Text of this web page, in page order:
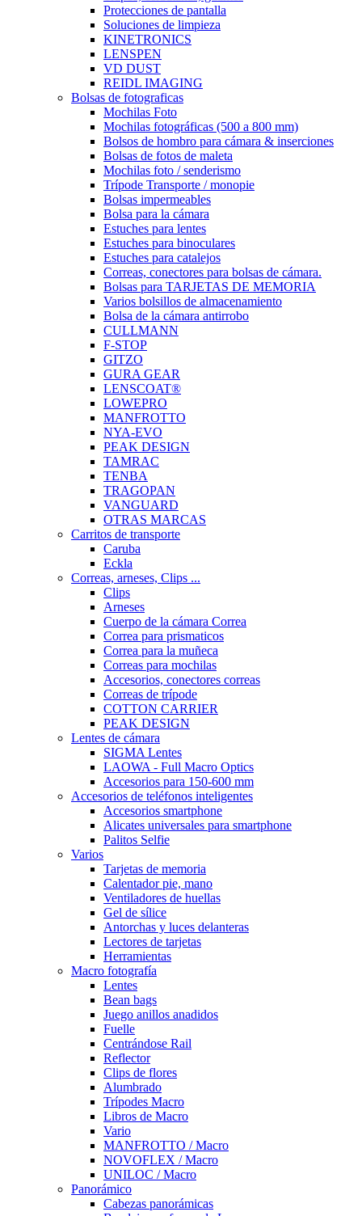
Protecciones de pantalla
Soluciones de limpieza
KINETRONICS
LENSPEN
VD DUST
REIDL IMAGING
Bolsas de fotograficas
Mochilas Foto
Mochilas fotográficas (500 a 800 mm)
Bolsos de hombro para cámara & inserciones
Bolsas de fotos de maleta
Mochilas foto / senderismo
Trípode Transporte / monopie
Bolsas impermeables
Bolsa para la cámara
Estuches para lentes
Estuches para binoculares
Estuches para catalejos
Correas, conectores para bolsas de cámara.
Bolsas para TARJETAS DE MEMORIA
Varios bolsillos de almacenamiento
Bolsa de la cámara antirrobo
CULLMANN
F-STOP
GITZO
GURA GEAR
LENSCOAT®
LOWEPRO
MANFROTTO
NYA-EVO
PEAK DESIGN
TAMRAC
TENBA
TRAGOPAN
VANGUARD
OTRAS MARCAS
Carritos de transporte
Caruba
Eckla
Correas, arneses, Clips ...
Clips
Arneses
Cuerpo de la cámara Correa
Correa para prismaticos
Correa para la muñeca
Correas para mochilas
Accesorios, conectores correas
Correas de trípode
COTTON CARRIER
PEAK DESIGN
Lentes de cámara
SIGMA Lentes
LAOWA - Full Macro Optics
Accesorios para 150-600 mm
Accesorios de teléfonos inteligentes
Accesorios smartphone
Alicates universales para smartphone
Palitos Selfie
Varios
Tarjetas de memoria
Calentador pie, mano
Ventiladores de huellas
Gel de sílice
Antorchas y luces delanteras
Lectores de tarjetas
Herramientas
Macro fotografía
Lentes
Bean bags
Juego anillos anadidos
Fuelle
Centrándose Rail
Reflector
Clips de flores
Alumbrado
Trípodes Macro
Libros de Macro
Vario
MANFROTTO / Macro
NOVOFLEX / Macro
UNILOC / Macro
Panorámico
Cabezas panorámicas